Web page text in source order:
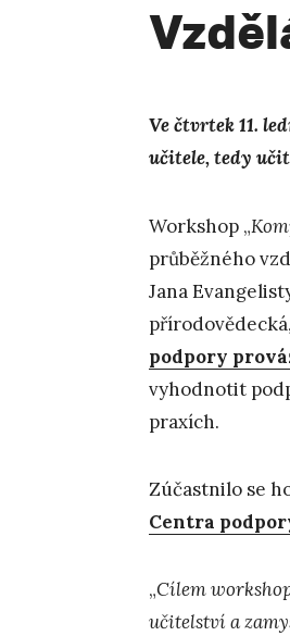
Ve čtvrtek 11.
učitele, tedy
Workshop „
průběžného
Jana
podpory
vyhodnotit
praxích.
Zúčastnilo se
Centra
„Cílem
učitelství a